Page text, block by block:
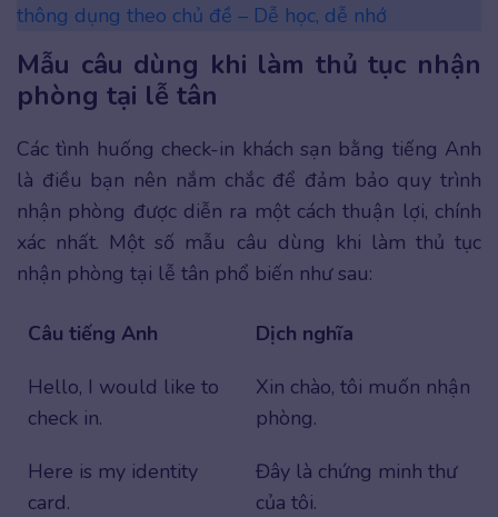
thông dụng theo chủ đề – Dễ học, dễ nhớ
Mẫu câu dùng khi làm thủ tục nhận
phòng tại lễ tân
Các tình huống check-in khách sạn bằng tiếng Anh
là điều bạn nên nắm chắc để đảm bảo quy trình
nhận phòng được diễn ra một cách thuận lợi, chính
xác nhất. Một số mẫu câu dùng khi làm thủ tục
nhận phòng tại lễ tân phổ biến như sau:
Câu tiếng Anh
Dịch nghĩa
Hello, I would like to
check in.
Xin chào, tôi muốn nhận
phòng.
Here is my identity
card.
Đây là chứng minh thư
của tôi.